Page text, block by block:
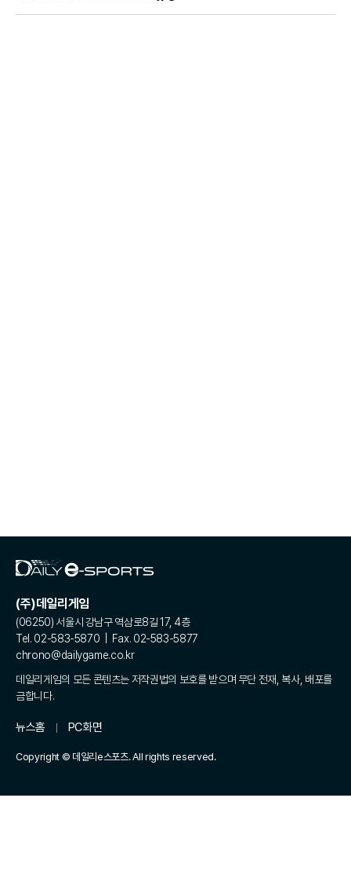
(주)데일리게임
(06250) 서울시 강남구 역삼로8길 17, 4층
Tel. 02-583-5870 | Fax. 02-583-5877
chrono@dailygame.co.kr
데일리게임의 모든 콘텐츠는 저작권법의 보호를 받으며 무단 전재, 복사, 배포를
금합니다.
뉴스홈 PC화면
Copyright © 데일리e스포츠. All rights reserved.